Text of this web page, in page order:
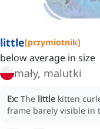
little[przymiotnik]
below average in size
mały, malutki
Ex: The little kitten
frame barely visible in